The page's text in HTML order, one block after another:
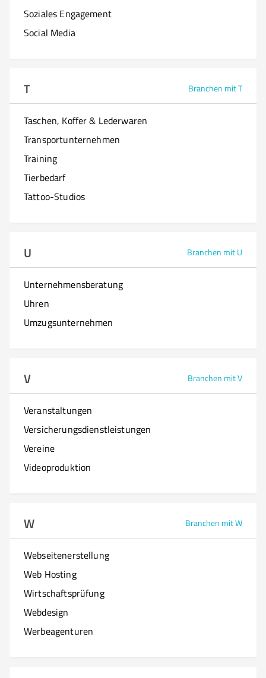
Soziales Engagement
Social Media
T Branchen mit T
Taschen, Koffer & Lederwaren
Transportunternehmen
Training
Tierbedarf
Tattoo-Studios
U Branchen mit U
Unternehmensberatung
Uhren
Umzugsunternehmen
V Branchen mit V
Veranstaltungen
Versicherungsdienstleistungen
Vereine
Videoproduktion
W Branchen mit W
Webseitenerstellung
Web Hosting
Wirtschaftsprüfung
Webdesign
Werbeagenturen